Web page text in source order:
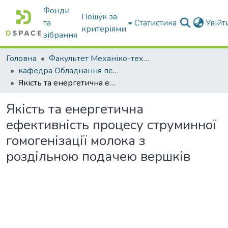
Фонди
та
зібрання
Пошук за
критеріями
Статистика
Головна
Факультет Механіко-технологічний
кафедра Обладнання переробних і харчових виробництв ім. професора Ф.Ю. Ялпачика
Якість та енергетична ефективність процесу струминної гомогенізації молока з роздільною подачею вершків
Якість та енергетична
ефективність процесу струминної
гомогенізації молока з
роздільною подачею вершків